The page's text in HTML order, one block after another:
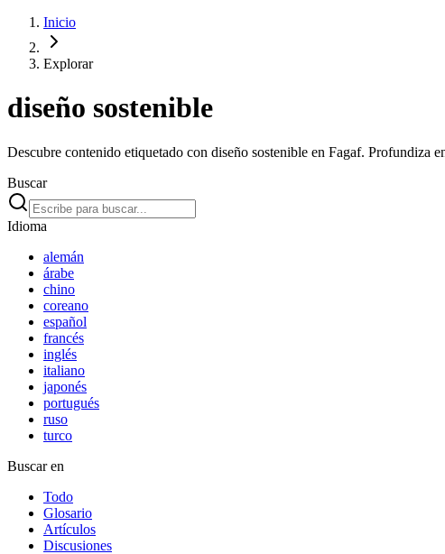
Inicio
Explorar
diseño sostenible
Descubre contenido etiquetado con diseño sostenible en Fagaf. Profundiza
Buscar
Idioma
alemán
árabe
chino
coreano
español
francés
inglés
italiano
japonés
portugués
ruso
turco
Buscar en
Todo
Glosario
Artículos
Discusiones